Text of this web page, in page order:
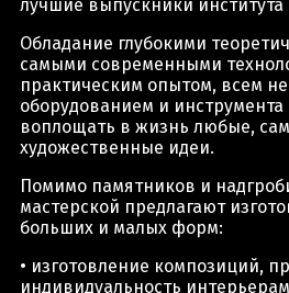
лучшие выпускники
Обладание глубокими
самыми современными
практическим опытом, всем
оборудованием и
воплощать в жизнь любые,
художественные идеи.
Помимо памятников и
мастерской предлагают
больших и малых форм:
• изготовление композиций,
индивидуальность